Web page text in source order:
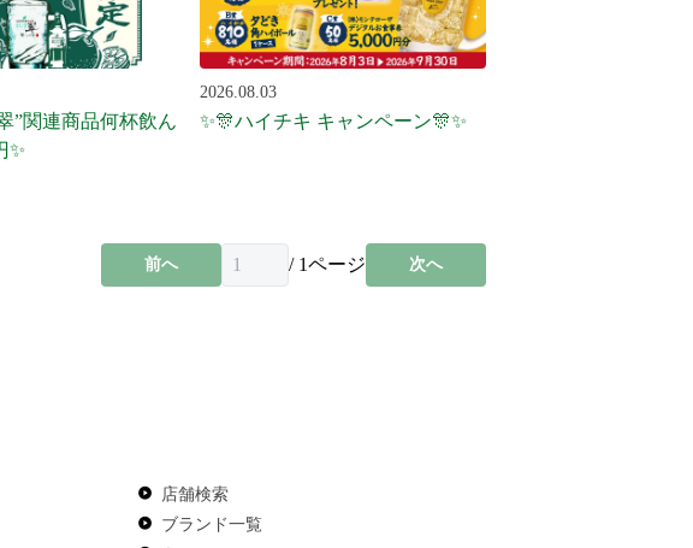
”関連商品何杯飲ん
✨
2026.08.03
✨🎊ハイチキ キャンペーン🎊✨
前へ / 1ページ 次へ
店舗検索
ブランド一覧